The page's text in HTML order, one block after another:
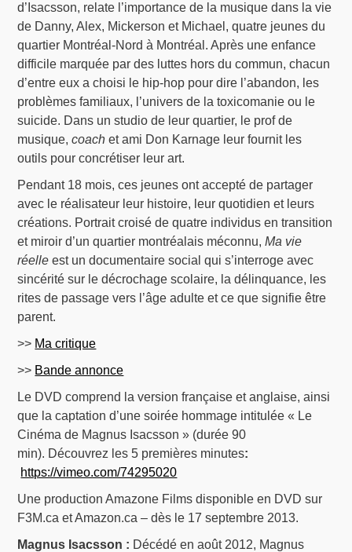
d’Isacsson, relate l’importance de la musique dans la vie
de Danny, Alex, Mickerson et Michael, quatre jeunes du
quartier Montréal-Nord à Montréal. Après une enfance
difficile marquée par des luttes hors du commun, chacun
d’entre eux a choisi le hip-hop pour dire l’abandon, les
problèmes familiaux, l’univers de la toxicomanie ou le
suicide. Dans un studio de leur quartier, le prof de
musique,coach et ami Don Karnage leur fournit les
outils pour concrétiser leur art.
Pendant 18 mois, ces jeunes ont accepté de partager
avec le réalisateur leur histoire, leur quotidien et leurs
créations. Portrait croisé de quatre individus en transition
et miroir d’un quartier montréalais méconnu,Ma vie
réelle est un documentaire social qui s’interroge avec
sincérité sur le décrochage scolaire, la délinquance, les
rites de passage vers l’âge adulte et ce que signifie être
parent.
>> Ma critique
>> Bande annonce
Le DVD comprend la version française et anglaise, ainsi
que la captation d’une soirée hommage intitulée « Le
Cinéma de Magnus Isacsson » (durée 90
min). Découvrez les 5 premières minutes:
https://vimeo.com/74295020
Une production Amazone Films disponible en DVD sur
F3M.ca et Amazon.ca – dès le 17 septembre 2013.
Magnus Isacsson : Décédé en août 2012, Magnus